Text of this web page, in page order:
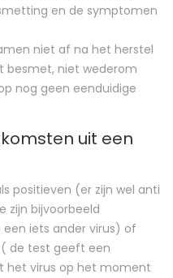
en de symptomen
niet af na het herstel
besmet, niet wederom
nog geen eenduidige
uit een
positieven (er zijn wel anti
zijn bijvoorbeeld
iets ander virus) of
de test geeft een
het virus op het moment